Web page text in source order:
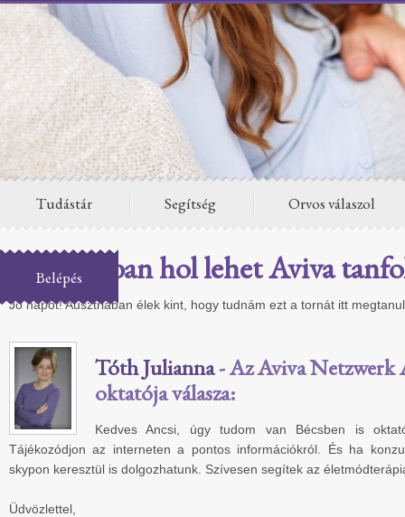
Tudástár Segítség Orvos válaszol
Belépés
Ausztriában hol lehet Aviva
Jó napot! Ausztriában élek kint, hogy tudnám ezt a tornát itt
Tóth Julianna- Az Aviva Netzwerk
oktatója válasza:
Kedves Ancsi, úgy tudom van Bécsben is
Tájékozódjon az interneten a pontos információkról. És ha
skypon keresztül is dolgozhatunk. Szívesen segítek az
Üdvözlettel,